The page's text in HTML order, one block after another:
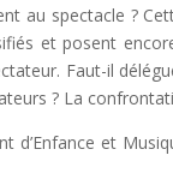
au spectacle ?
et posent
Faut-il
? La
d’Enfance et